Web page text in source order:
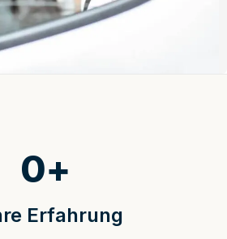
Erfahrung
0+